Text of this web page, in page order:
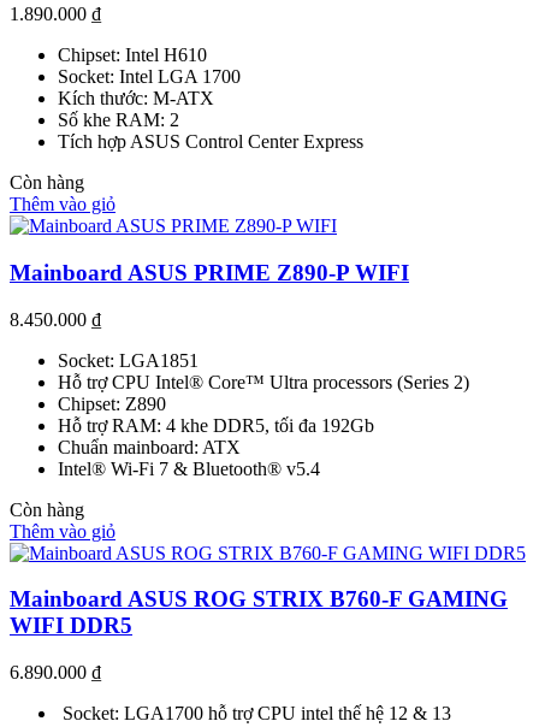
1.890.000 ₫
Chipset: Intel H610
Socket: Intel LGA 1700
Kích thước: M-ATX
Số khe RAM: 2
Tích hợp ASUS Control Center Express
Còn hàng
Thêm vào giỏ
Mainboard ASUS PRIME Z890-P WIFI
8.450.000 ₫
Socket: LGA1851
Hỗ trợ CPU Intel® Core™ Ultra processors (Series 2)
Chipset: Z890
Hỗ trợ RAM: 4 khe DDR5, tối đa 192Gb
Chuẩn mainboard: ATX
Intel® Wi-Fi 7 & Bluetooth® v5.4
Còn hàng
Thêm vào giỏ
Mainboard ASUS ROG STRIX B760-F GAMING
WIFI DDR5
6.890.000 ₫
Socket: LGA1700 hỗ trợ CPU intel thế hệ 12 & 13